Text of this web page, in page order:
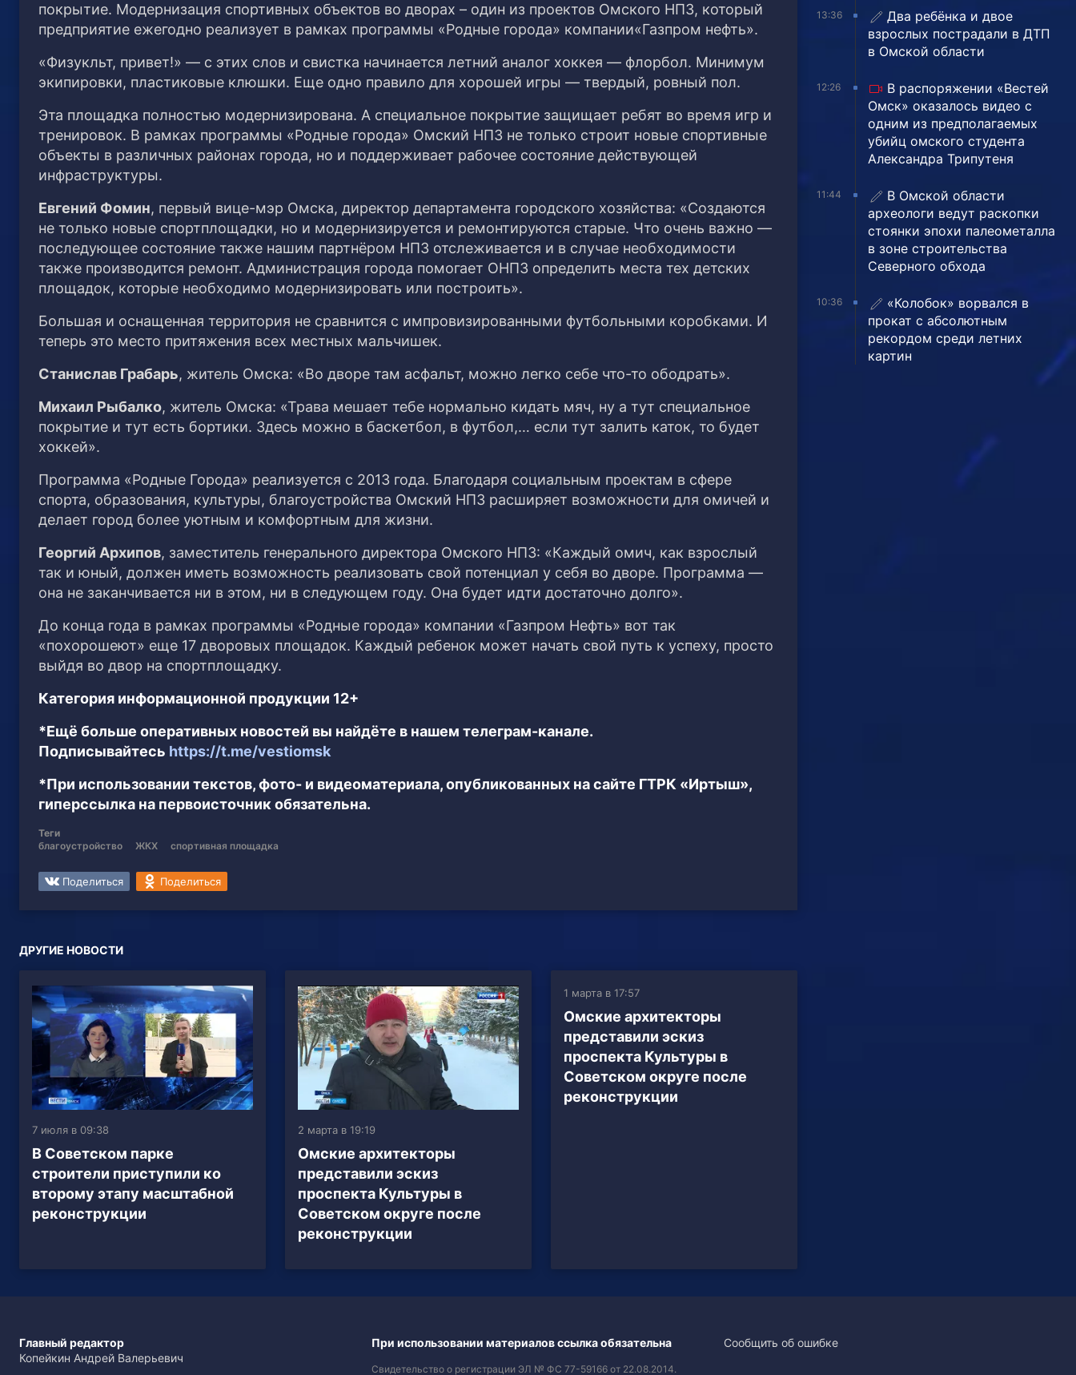
покрытие. Модернизация спортивных объектов во дворах – один из проектов Омского НПЗ, который
предприятие ежегодно реализует в рамках программы «Родные города» компании​«Газпром нефть».
«Физукльт, привет!» — с этих слов и свистка начинается летний аналог хоккея — флорбол. Минимум
экипировки, пластиковые клюшки. Еще одно правило для хорошей игры — твердый, ровный пол.
Эта площадка полностью модернизирована. А специальное покрытие защищает ребят во время игр и
тренировок. В рамках программы «Родные города» Омский НПЗ не только строит новые спортивные
объекты в различных районах города, но и поддерживает рабочее состояние действующей
инфраструктуры.
Евгений Фомин, первый вице-мэр Омска, директор департамента городского хозяйства: «Создаются
не только новые спортплощадки, но и модернизируется и ремонтируются старые. Что очень важно —
последующее состояние также нашим партнёром НПЗ отслеживается и в случае необходимости
также производится ремонт. Администрация города помогает ОНПЗ определить места тех детских
площадок, которые необходимо модернизировать или построить».
Большая и оснащенная территория не сравнится с импровизированными футбольными коробками. И
теперь это место притяжения всех местных мальчишек.
Станислав Грабарь, житель Омска: «Во дворе там асфальт, можно легко себе что-то ободрать».
Михаил Рыбалко, житель Омска: «Трава мешает тебе нормально кидать мяч, ну а тут специальное
покрытие и тут есть бортики. Здесь можно в баскетбол, в футбол,… если тут залить каток, то будет
хоккей».
Программа «Родные Города» реализуется с 2013 года. Благодаря социальным проектам в сфере
спорта, образования, культуры, благоустройства Омский НПЗ расширяет возможности для омичей и
делает город более уютным и комфортным для жизни.
Георгий Архипов, заместитель генерального директора Омского НПЗ: «Каждый омич, как взрослый
так и юный, должен иметь возможность реализовать свой потенциал у себя во дворе. Программа —
она не заканчивается ни в этом, ни в следующем году. Она будет идти достаточно долго».
До конца года в рамках программы «Родные города» компании «Газпром Нефть» вот так
«похорошеют» еще 17 дворовых площадок. Каждый ребенок может начать свой путь к успеху, просто
выйдя во двор на спортплощадку.
Категория информационной продукции 12+
*Ещё больше оперативных новостей вы найдёте в нашем телеграм-канале.
Подписывайтесь https://t.me/vestiomsk
*При использовании текстов, фото- и видеоматериала, опубликованных на сайте ГТРК «Иртыш»,
гиперссылка на первоисточник обязательна.
Теги
благоустройство
ЖКХ спортивная площадка
Поделиться Поделиться
ДРУГИЕ НОВОСТИ
7 июля в 09:38
В Советском парке
строители приступили ко
второму этапу масштабной
реконструкции
2 марта в 19:19
Омские архитекторы
представили эскиз
проспекта Культуры в
Советском округе после
реконструкции
1 марта в 17:57
Омские архитекторы
представили эскиз
проспекта Культуры в
Советском округе после
реконструкции
13:36
Два ребёнка и двое
взрослых пострадали в ДТП
в Омской области
12:26
В распоряжении «Вестей
Омск» оказалось видео с
одним из предполагаемых
убийц омского студента
Александра Трипутеня
11:44
В Омской области
археологи ведут раскопки
стоянки эпохи палеометалла
в зоне строительства
Северного обхода
10:36
«Колобок» ворвался в
прокат с абсолютным
рекордом среди летних
картин
Главный редактор
Копейкин Андрей Валерьевич
При использовании материалов ссылка обязательна
Свидетельство о регистрации ЭЛ № ФС 77-59166 от 22.08.2014.
Сообщить об ошибке